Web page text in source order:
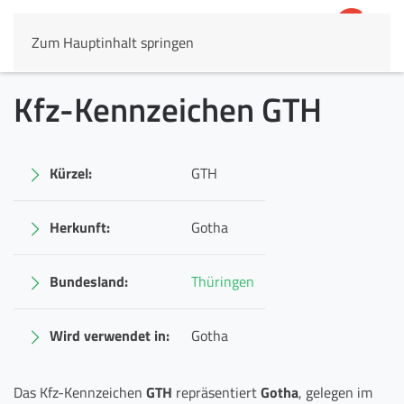
Zum Hauptinhalt springen
Kfz-Kennzeichen GTH
Kürzel: GTH
Herkunft: Gotha
Bundesland: Thüringen
Wird verwendet in: Gotha
Das Kfz-Kennzeichen GTH repräsentiertGotha, gelegen im